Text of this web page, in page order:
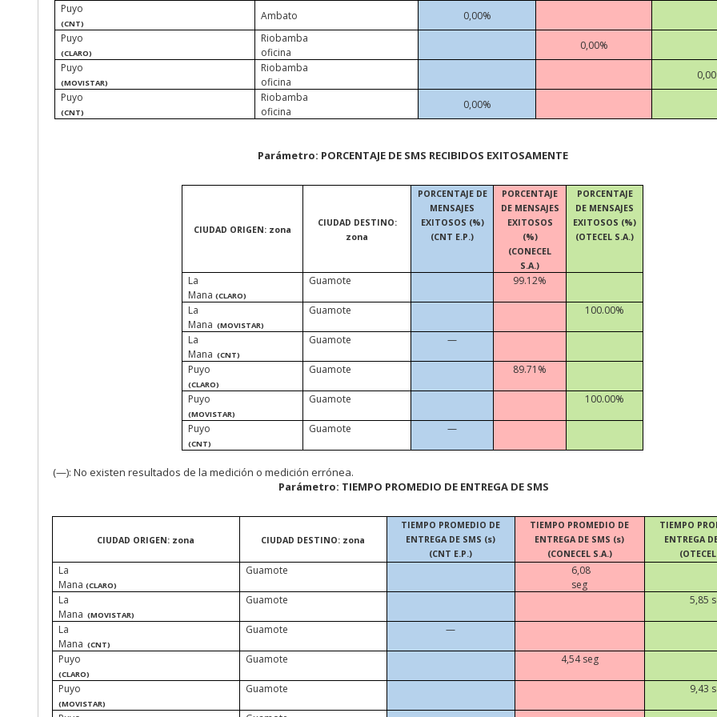
Puyo
(CNT)
Ambato
0,00%
Puyo
(CLARO)
Riobamba
oficina
0,00%
Puyo
(MOVISTAR)
Riobamba
oficina
Puyo
(CNT)
Riobamba
oficina
0,00%
Parámetro: PORCENTAJE DE SMS RECIBIDOS EXITOSAMENTE
CIUDAD ORIGEN: zona
CIUDAD DESTINO:
zona
PORCENTAJE DE
MENSAJES
EXITOSOS (%)
(CNT E.P.)
PORCENTAJE
DE MENSAJES
EXITOSOS
(%)
(CONECEL
S.A.)
PORCENTAJE
DE MENSAJES
EXITOSOS (%)
(OTECEL S.A.)
La
Mana(CLARO)
Guamote 99.12%
La
Mana (MOVISTAR)
Guamote 100.00%
La
Mana (CNT)
Guamote —
Puyo
(CLARO)
Guamote 89.71%
Puyo
(MOVISTAR)
Guamote 100.00%
Puyo
(CNT)
Guamote —
(—):No existenresultados de la medición o medición errónea.
Parámetro: TIEMPO PROMEDIO DE ENTREGA DE SMS
CIUDAD ORIGEN: zona CIUDAD DESTINO: zona
TIEMPO PROMEDIO DE
ENTREGA DE SMS (s)
(CNT E.P.)
TIEMPO PROMEDIO DE
ENTREGA DE SMS (s)
(CONECEL S.A.)
TIEMPO
ENTREGA
La
Mana (CLARO)
Guamote
6,08
seg
La
Mana (MOVISTAR)
Guamote 5,85
La
Mana (CNT)
Guamote —
Puyo
(CLARO)
Guamote 4,54 seg
Puyo
(MOVISTAR)
Guamote 9,43